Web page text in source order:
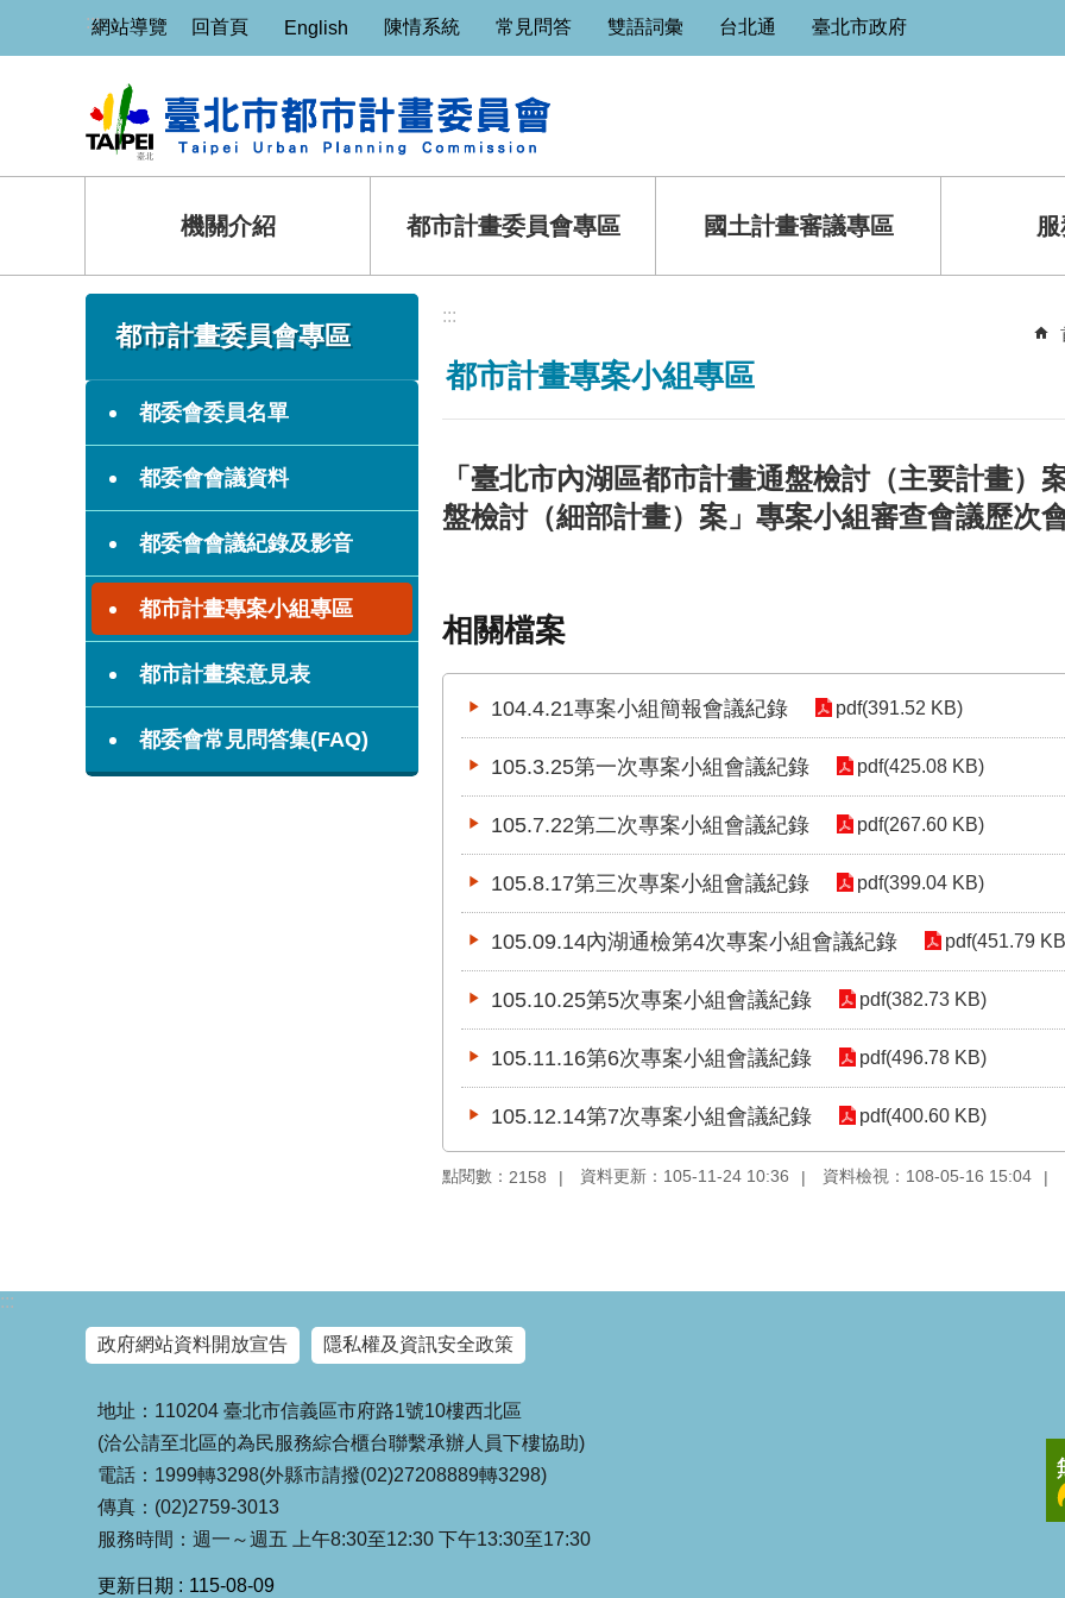
跳到主要內容區塊
:::網站導覽 回首頁 English 陳情系統 常見問答 雙語詞彙 台北通 臺北市政府
機關介紹 都市計畫委員會專區 國土計畫審議專區
:::
都市計畫委員會專區
都委會委員名單
都委會會議資料
都委會會議紀錄及影音
都市計畫專案小組專區
都市計畫案意見表
都委會常見問答集(FAQ)
:::
都市計畫專案小組專區
「臺北市內湖區都市計畫通盤檢討（主要計畫）
盤檢討（細部計畫）案」專案小組審查會議歷次
相關檔案
104.4.21專案小組簡報會議紀錄 pdf(391.52 KB)
105.3.25第一次專案小組會議紀錄 pdf(425.08 KB)
105.7.22第二次專案小組會議紀錄 pdf(267.60 KB)
105.8.17第三次專案小組會議紀錄 pdf(399.04 KB)
105.09.14內湖通檢第4次專案小組會議紀錄 pdf(451.79
105.10.25第5次專案小組會議紀錄 pdf(382.73 KB)
105.11.16第6次專案小組會議紀錄 pdf(496.78 KB)
105.12.14第7次專案小組會議紀錄 pdf(400.60 KB)
點閱數： 2158 資料更新：105-11-24 10:36 資料檢視：108-05-16 15:04
:::
政府網站資料開放宣告 隱私權及資訊安全政策
地址：110204 臺北市信義區市府路1號10樓西北區
(洽公請至北區的為民服務綜合櫃台聯繫承辦人員下樓協助)
電話：1999轉3298(外縣市請撥(02)27208889轉3298)
傳真：(02)2759-3013
服務時間：週一～週五 上午8:30至12:30 下午13:30至17:30
更新日期 115-08-09